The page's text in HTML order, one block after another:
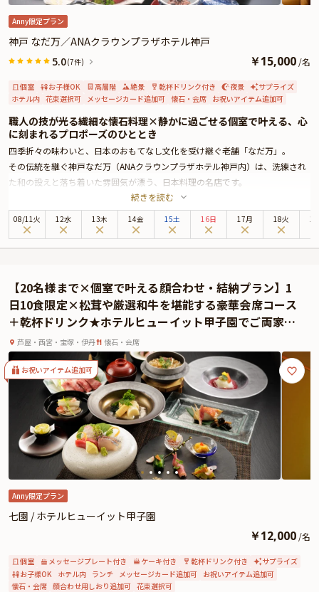
Anny限定プラン
神戸 なだ万／ANAクラウンプラザホテル神戸
5.0(7件) ￥15,000 /名
個室 お子様OK 高層階 絶景 乾杯ドリンク付き 夜景
サプライズ
ホテル内 花束選択可 メッセージカード追加可 懐石・会席 お祝いアイテム追加可
職人の技が光る繊細な懐石料理×静かに過ごせる個室で叶える、心
に刻まれるプロポーズのひととき
四季折々の味わいと、日本のおもてなし文化を受け継ぐ老舗「なだ万」。
その伝統を継ぐ神戸なだ万（ANAクラウンプラザホテル神戸内）は、洗練され
た和の設えと落ち着いた雰囲気が漂う、日本料理の名店です。
本プランでは、高層階からの美しい夜景を眺めながら、周囲を気にせずゆっく
りとお食事が出来る個室をご用意させて頂きました。一生に一度の特別な日を
お過ごし頂くのに相応しい上質な個室です。
食後のデザートには、メッセージ入りのお皿をご用意。さらに乾杯ドリンク
と、コースによりバラの花束12本をご用意させて頂きます。（オプションにて
花束のグレードアップも可能です）
大切な想いを特別な形で伝えられるプロポーズに最適な特典となっておりま
す。
また、有料オプションにて花束・ギフト・カスタマイズ可能なメッセージカー
ドもご用意可能。メッセージカードは着席時に、花束やギフトはコース終盤に
お渡しができ、想いを伝えるサプライズ演出として多くのお客様にご好評いた
だいています。詳しくは本ページ中段の「お祝いアイテム」をご覧ください。
人生で最も特別な瞬間を彩るにふさわしい、洗練された空間と心尽くしの懐石
料理。
神戸なだ万が、おふたりの新たな歩みを祝福するかけがえのないプロポーズの
夜へと導きます。
続きを読む
08/11火 12水 13木 14金 15土 16日 17月 18火
【20名様まで×個室で叶える顔合わせ・結納プラン】1
日10食限定×松茸や厳選和牛を堪能する豪華会席コース
＋乾杯ドリンク★ホテルヒューイット甲子園でご両家の
ご縁を祝うひととき
芦屋・西宮・宝塚・伊丹 懐石・会席
お祝いアイテム追加可
Anny限定プラン
七園 / ホテルヒューイット甲子園
￥12,000 /名
個室 メッセージプレート付き ケーキ付き 乾杯ドリンク付き
サプライズ
お子様OK ホテル内 ランチ メッセージカード追加可 お祝いアイテム追加可
懐石・会席 顔合わせ用しおり追加可 花束選択可